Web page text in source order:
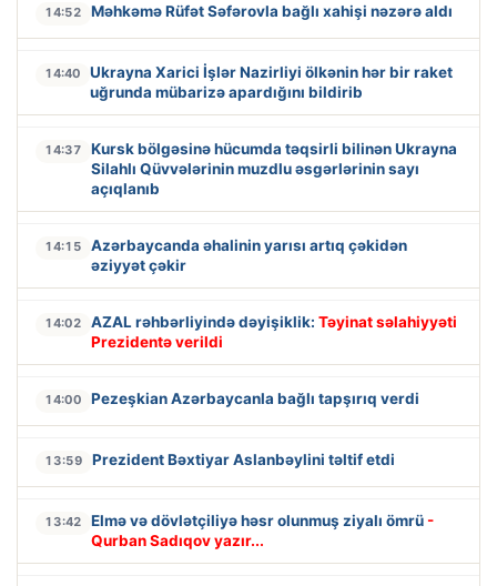
14:52 Məhkəmə Rüfət Səfərovla bağlı xahişi nəzərə aldı
14:40
Ukrayna Xarici İşlər Nazirliyi ölkənin hər bir raket
uğrunda mübarizə apardığını bildirib
14:37
Kursk bölgəsinə hücumda təqsirli bilinən Ukrayna
Silahlı Qüvvələrinin muzdlu əsgərlərinin sayı
açıqlanıb
14:15
Azərbaycanda əhalinin yarısı artıq çəkidən
əziyyət çəkir
14:02 AZAL rəhbərliyində dəyişiklik: Təyinat səlahiyyəti
Prezidentə verildi
14:00 Pezeşkian Azərbaycanla bağlı tapşırıq verdi
13:59 Prezident Bəxtiyar Aslanbəylini təltif etdi
13:42 Elmə və dövlətçiliyə həsr olunmuş ziyalı ömrü -
Qurban Sadıqov yazır...